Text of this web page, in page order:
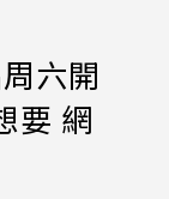
六開
要 網